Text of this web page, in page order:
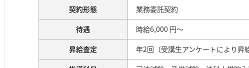
契約形態
業務委託契約
待遇
時給6,000 円～
昇給査定
年2回（受講生アンケートにより昇